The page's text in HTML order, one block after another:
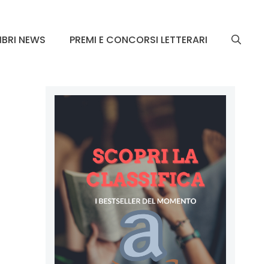
NEWS PREMI E CONCORSI LETTERARI